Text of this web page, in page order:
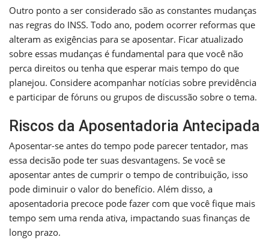
Outro ponto a ser considerado são as constantes mudanças
nas regras do INSS. Todo ano, podem ocorrer reformas que
alteram as exigências para se aposentar. Ficar atualizado
sobre essas mudanças é fundamental para que você não
perca direitos ou tenha que esperar mais tempo do que
planejou. Considere acompanhar notícias sobre previdência
e participar de fóruns ou grupos de discussão sobre o tema.
Riscos da Aposentadoria Antecipada
Aposentar-se antes do tempo pode parecer tentador, mas
essa decisão pode ter suas desvantagens. Se você se
aposentar antes de cumprir o tempo de contribuição, isso
pode diminuir o valor do benefício. Além disso, a
aposentadoria precoce pode fazer com que você fique mais
tempo sem uma renda ativa, impactando suas finanças de
longo prazo.